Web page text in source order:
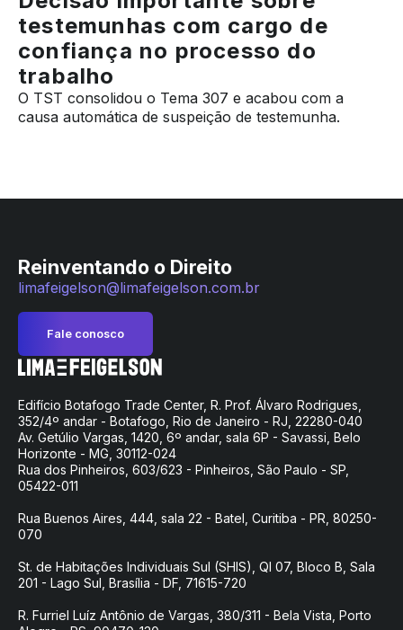
testemunhas com cargo de
confiança no processo do
trabalho
O TST consolidou o Tema 307 e acabou com a
causa automática de suspeição de testemunha.
Reinventando o Direito
limafeigelson@limafeigelson.com.br
Fale conosco
Edifício Botafogo Trade Center, R. Prof. Álvaro Rodrigues,
352/4º andar - Botafogo, Rio de Janeiro - RJ, 22280-040
Av. Getúlio Vargas, 1420, 6º andar, sala 6P - Savassi, Belo
Horizonte - MG, 30112-024
Rua dos Pinheiros, 603/623 - Pinheiros, São Paulo - SP,
05422-011
Rua Buenos Aires, 444, sala 22 - Batel, Curitiba - PR, 80250-
070
St. de Habitações Individuais Sul (SHIS), QI 07, Bloco B, Sala
201 - Lago Sul, Brasília - DF, 71615-720
R. Furriel Luíz Antônio de Vargas, 380/311 - Bela Vista, Porto